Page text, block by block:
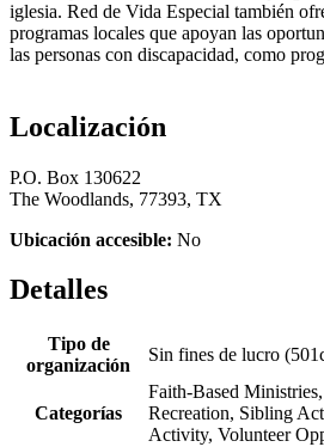
iglesia. Red de Vida Especial también
programas locales que apoyan las
las personas con discapacidad, como
Localización
P.O. Box 130622
The Woodlands, 77393, TX
Ubicación accesible: No
Detalles
Tipo de
organización
Sin fines de lucro
Categorías
Faith-Based
Recreation, Sibling
Activity, Volunteer